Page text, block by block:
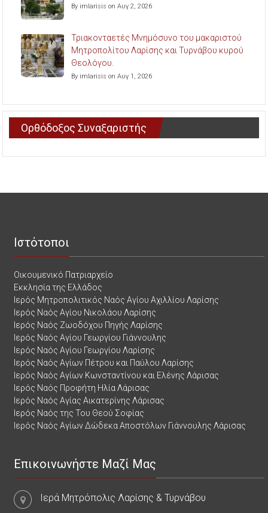
By imlarisis on Αυγ 2, 2026
Τριακονταετές Μνημόσυνο του μακαριστού
Μητροπολίτου Λαρίσης και Τυρνάβου κυρού
Θεολόγου.
By imlarisis on Αυγ 1, 2026
Ορθόδοξος Συναξαριστής
Ιστότοποι
Οικουμενικό Πατριαρχείο
Εκκλησία της Ελλάδος
Ιερός Μητροπολιτικός Ναός Αγίου Αχιλλίου Λαρίσης
Ιερός Ναός Αγίου Νικολάου Λαρίσης
Ιερός Ναός Ζωοδόχου Πηγής Λαρίσης
Ιερός Ναός Αγίου Γεωργίου Γιάννουλης
Ιερός Ναός Αγίου Γεωργίου Λαρίσης
Ιερός Ναός Αγίων Πέτρου και Παύλου Λαρίσης
Ιερός Ναός Αγίων Κωνσταντίνου και Ελένης Λάρισας
Ιερός Ναός Προφήτη Ηλία Λάρισας
Ιερός Ναός Αγίας Αικατερίνης Λάρισας
Ιερός Ναός της Του Θεού Σοφίας
Ιερός Ναός Αγίων Δώδεκα Αποστόλων Γιάννουλης Λάρισας
Επικοινωνήστε Μαζί Μας
Ιερά Μητρόπολις Λαρίσης & Τυρνάβου